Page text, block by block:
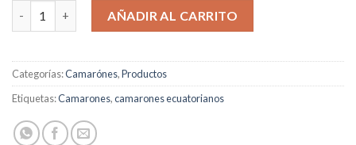
Camarón Ecu Small Desvenado Pelado/Cocido 500grs cantidad
AÑADIR AL CARRITO
Categorías:Camarónes,Productos
Etiquetas:Camarones,camarones ecuatorianos